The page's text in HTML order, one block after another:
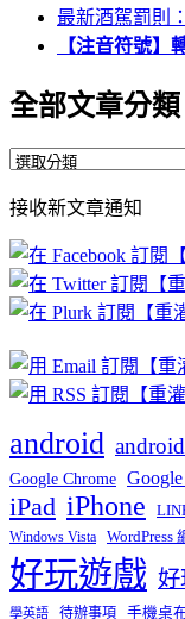
最新酒駕罰則
【注音符號】
全部文章分類
全
文
章
分
類
接收新文章通知
android
Google Chrome
iPad iPhone
Windows Vista WordPress
好玩遊戲 好
學英語 待辦事項 手機桌